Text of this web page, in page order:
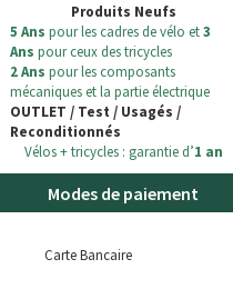
Produits Neufs
5 Ans pour les cadres de vélo et3
Ans pour ceux des tricycles
2 Ans pour les composants
mécaniques et la partie électrique
OUTLET / Test / Usagés /
Reconditionnés
Vélos + tricycles : garantie d’1 an
Modes de paiement
Carte Bancaire